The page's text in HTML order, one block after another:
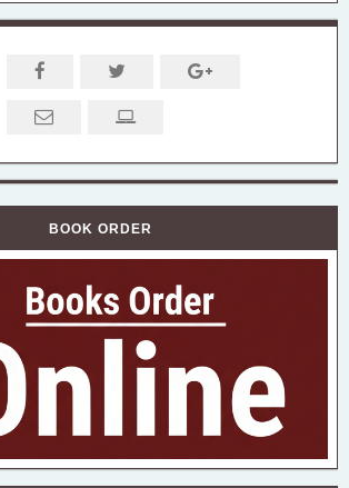
BOOK ORDER